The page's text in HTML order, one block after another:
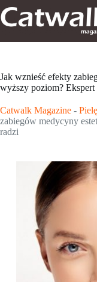
do
treści
Jak wznieść efekty
wyższy poziom? Ekspert
Catwalk Magazine -
zabiegów medycyny
radzi